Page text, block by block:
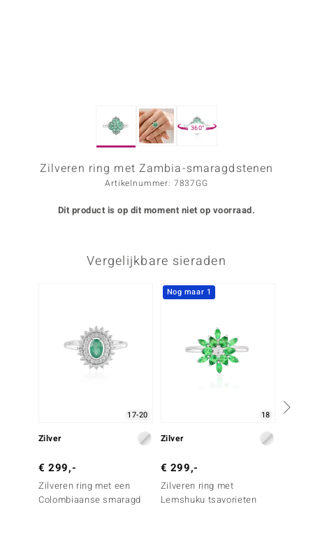
360°
Zilveren ring met Zambia-smaragdstenen
Artikelnummer: 7837GG
Dit product is op dit moment niet op voorraad.
Vergelijkbare sieraden
17-20
Zilver
€ 299,-
Zilveren ring met een
Colombiaanse smaragd
Nog maar 1
18
Zilver
€ 299,-
Zilveren ring met
Lemshuku tsavorieten